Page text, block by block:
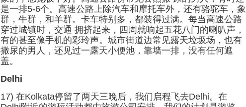
是一排5-6个。高速公路上除汽车和摩托车外，还有骆驼车，象
群，牛群，和羊群。卡车特别多，都装得过满。每当高速公路
穿过城镇时，交通 拥挤起来，四周就响起五花八门的喇叭声，
有的甚至像手机的彩玲声。城市街道边常见露天垃圾场，也有
撒尿的男人，还见过一露天小便池，靠墙一排，没有任何遮
盖。
Delhi
17) 在Kolkata停留了两天三晚后，我们启程飞去Delhi。在